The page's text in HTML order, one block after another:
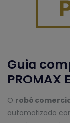
Guia
PROMAX
O robô
automatizado